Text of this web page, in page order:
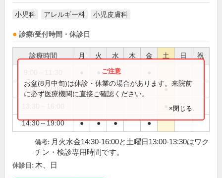
小児科 アレルギー科 小児皮膚科
診療/受付時間・休診日
診療時間 月 火 水 木 金 土 日 祝
●
9:00～12:00 ●
14:30～19:00 ● ● ● ●
お盆(8月中旬)は休診・休業の場合があります。来院前
に必ず医療機関に直接ご確認ください。
×閉じる
備考: 月火水金14:30-16:00と土曜日13:00-13:30はワク
チン・検診専用時間です。
休診日: 木、日